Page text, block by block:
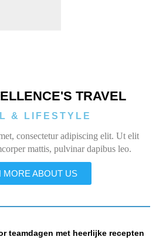
TRAVEL
& LIFESTYLE
consectetur adipiscing elit. Ut elit
mattis, pulvinar dapibus leo.
MORE ABOUT US
teamdagen met heerlijke recepten